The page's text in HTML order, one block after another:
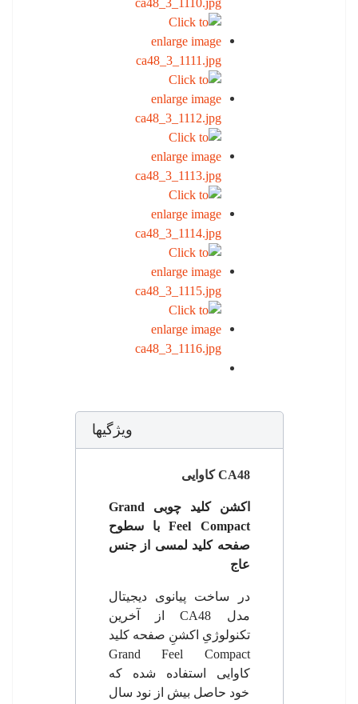
ویژگیها
CA48 کاوایی
اکشن کلید چوبی
Grand
Feel Compact
با سطوح
صفحه کلید لمسی از جنس
عاج
در ساخت پیانوی دیجیتال
مدل CA48
از آخرین
تکنولوژیِ اکشنِ صفحه کلید
Grand Feel Compact
کاوایی استفاده شده که
خود حاصل بیش از نود سال